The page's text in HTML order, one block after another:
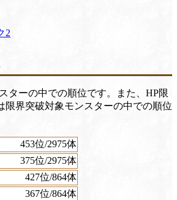
2
ターの中での順位です。また、HP限
限界突破対象モンスターの中での順位
453位/2975体
375位/2975体
427位/864体
367位/864体